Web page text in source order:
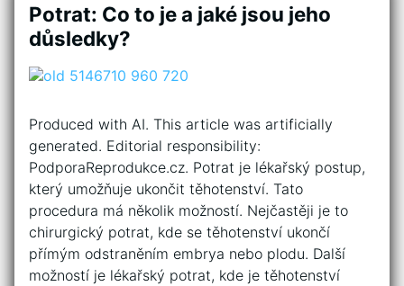
Potrat: Co to je a jaké jsou jeho
důsledky?
Produced with AI. This article was artificially
generated. Editorial responsibility:
PodporaReprodukce.cz. Potrat je lékařský postup,
který umožňuje ukončit těhotenství. Tato
procedura má několik možností. Nejčastěji je to
chirurgický potrat, kde se těhotenství ukončí
přímým odstraněním embrya nebo plodu. Další
možností je lékařský potrat, kde je těhotenství